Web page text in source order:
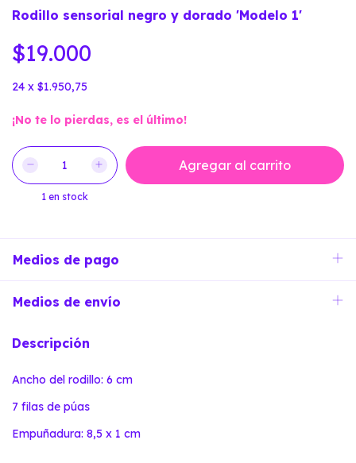
Rodillo sensorial negro y dorado 'Modelo 1'
$19.000
24 x $1.950,75
¡No te lo pierdas, es el último!
1en stock
Medios de pago
Medios de envío
Descripción
Ancho del rodillo: 6 cm
7 filas de púas
Empuñadura: 8,5 x 1 cm